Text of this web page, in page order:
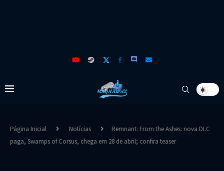
Página Inicial Notícias
Remnant: From the Ashes: nova DLC
paga, Swamps of Corsus, chega em 28 de abril; confira teaser